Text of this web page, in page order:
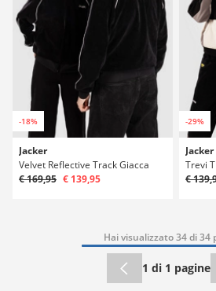
-18%
Jacker
Velvet Reflective Track Giacca
€ 169,95 € 139,95
-29%
Jacker
Trevi
€
Hai visualizzato 34 di 34
1 di 1 pagine